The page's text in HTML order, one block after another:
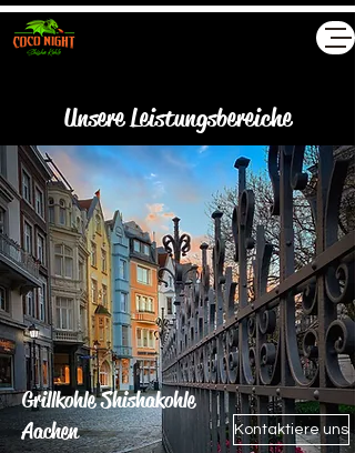
Unsere Leistungsbereiche
Grillkohle Shishakohle
Aachen
Kontaktiere uns